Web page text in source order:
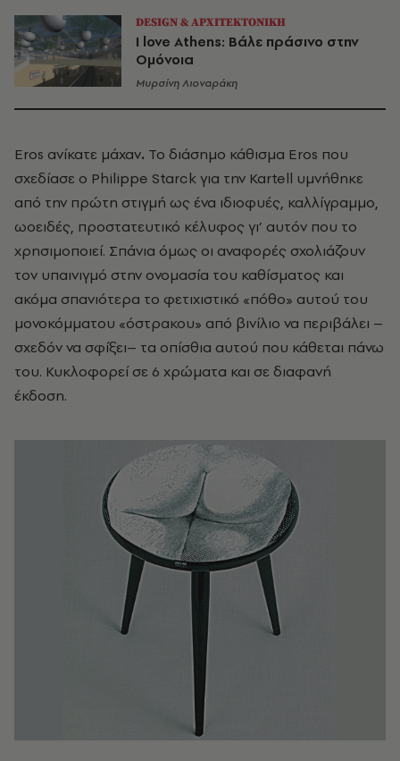
DESIGN & ΑΡΧΙΤΕΚΤΟΝΙΚΗ
I love Athens: Βάλε πράσινο στην
Ομόνοια
Μυρσίνη Λιοναράκη
Eros ανίκατε μάχαν. Το διάσημο κάθισμα Eros που
σχεδίασε ο Philippe Starck για την Kartell υμνήθηκε
από την πρώτη στιγμή ως ένα ιδιοφυές, καλλίγραμμο,
ωοειδές, προστατευτικό κέλυφος γι’ αυτόν που το
χρησιμοποιεί. Σπάνια όμως οι αναφορές σχολιάζουν
τον υπαινιγμό στην ονομασία του καθίσματος και
ακόμα σπανιότερα το φετιχιστικό «πόθο» αυτού του
μονοκόμματου «όστρακου» από βινίλιο να περιβάλει –
σχεδόν να σφίξει– τα οπίσθια αυτού που κάθεται πάνω
του. Κυκλοφορεί σε 6 χρώματα και σε διαφανή
έκδοση.